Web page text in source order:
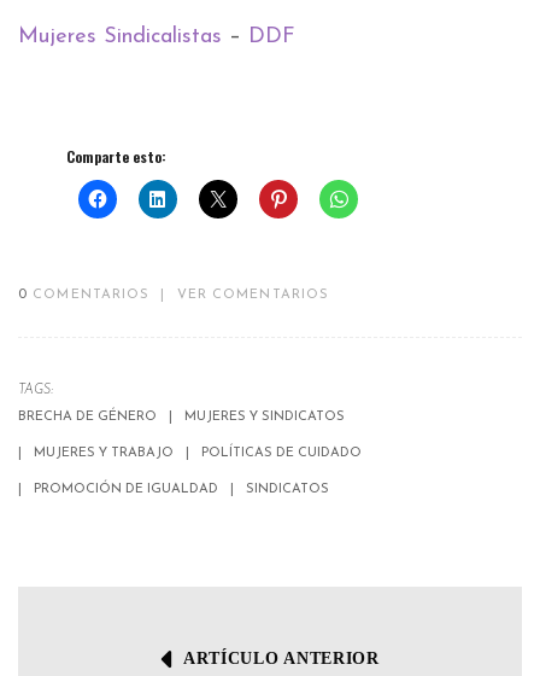
Mujeres Sindicalistas – DDF
Comparte esto:
0 COMENTARIOS VER COMENTARIOS
TAGS:
BRECHA DE GÉNERO
MUJERES Y SINDICATOS
MUJERES Y TRABAJO POLÍTICAS DE CUIDADO
PROMOCIÓN DE IGUALDAD SINDICATOS
ARTÍCULO ANTERIOR